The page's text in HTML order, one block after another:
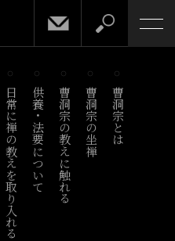
日常に禅の教えを取り入れる供養・法要について曹洞宗の教えに触れる 曹洞宗の坐禅 曹洞宗とは